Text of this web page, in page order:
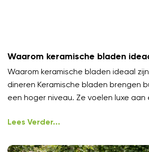
Waarom keramische bladen
buiten dineren
Waarom keramische bladen ideaal
dineren Keramische bladen brengen
een hoger niveau. Ze voelen luxe aan
Lees Verder...